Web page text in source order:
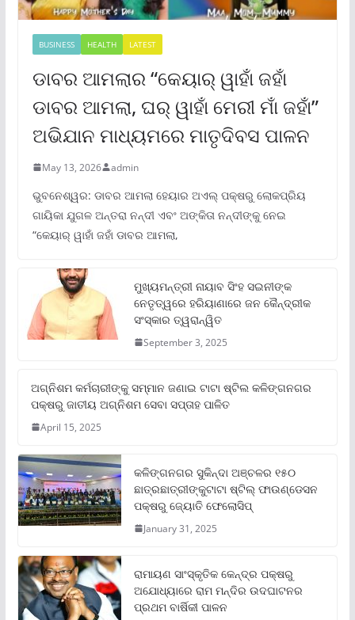
BUSINESS HEALTH LATEST
ଡାବର ଆମଲାର “କେୟାର୍ ୱାହାଁ ଜହାଁ
ଡାବର ଆମଲା, ଘର୍ ୱାହାଁ ମେରୀ ମାଁ ଜହାଁ”
ଅଭିଯାନ ମାଧ୍ୟମରେ ମାତୃଦିବସ ପାଳନ
May 13, 2026 admin
ଭୁବନେଶ୍ୱର: ଡାବର ଆମଲା ହେୟାର ଅଏଲ୍ ପକ୍ଷରୁ ଲୋକପ୍ରିୟ
ଗାୟିକା ଯୁଗଳ ଅନ୍ତରା ନନ୍ଦୀ ଏବଂ ଅଙ୍କିତା ନନ୍ଦୀଙ୍କୁ ନେଇ
“କେୟାର୍ ୱାହାଁ ଜହାଁ ଡାବର ଆମଲା,
ମୁଖ୍ୟମନ୍ତ୍ରୀ ନାୟାବ ସିଂହ ସଇନୀଙ୍କ
ନେତୃତ୍ୱରେ ହରିୟାଣାରେ ଜନ କୈନ୍ଦ୍ରୀକ
ସଂସ୍କାର ତ୍ୱରାନ୍ୱିତ
September 3, 2025
ଅଗ୍ନିଶମ କର୍ମଚାରୀଙ୍କୁ ସମ୍ମାନ ଜଣାଇ ଟାଟା ଷ୍ଟିଲ କଳିଙ୍ଗନଗର
ପକ୍ଷରୁ ଜାତୀୟ ଅଗ୍ନିଶମ ସେବା ସପ୍ତାହ ପାଳିତ
April 15, 2025
କଳିଙ୍ଗନଗର ସୁକିନ୍ଦା ଅଞ୍ଚଳର ୧୫୦
ଛାତ୍ରଛାତ୍ରୀଙ୍କୁଟାଟା ଷ୍ଟିଲ୍ ଫାଉଣ୍ଡେସନ
ପକ୍ଷରୁ ଜ୍ୟୋତି ଫେଲୋସିପ୍‌
January 31, 2025
ରାମାୟଣ ସାଂସ୍କୃତିକ କେନ୍ଦ୍ର ପକ୍ଷରୁ
ଅଯୋଧ୍ୟାରେ ରାମ ମନ୍ଦିର ଉଦଘାଟନର
ପ୍ରଥମ ବାର୍ଷିକୀ ପାଳନ